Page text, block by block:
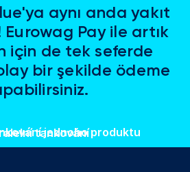
aynı anda yakıt
Eurowag Pay ile artık
için de tek seferde
bir şekilde ödeme
jednoho produktu
tankování